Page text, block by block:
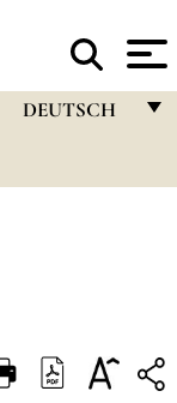
DEUTSCH
DEUTSCH